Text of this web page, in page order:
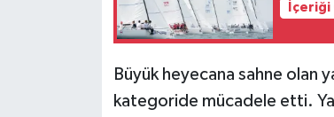
Büyük heyecana sahne olan
kategoride mücadele etti.